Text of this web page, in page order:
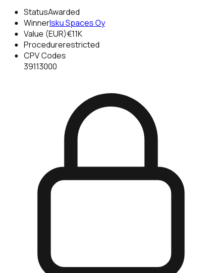
StatusAwarded
WinnerIsku Spaces Oy
Value (EUR)€11K
Procedurerestricted
CPV Codes
39113000